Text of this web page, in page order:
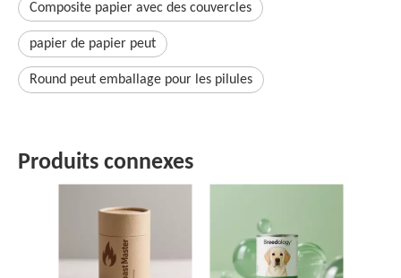
Composite papier avec des couvercles
papier de papier peut
Round peut emballage pour les pilules
Produits connexes